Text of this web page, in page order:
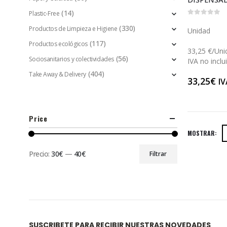
Unidad
33,25 €/
IVA no
33,25€
MOSTRAR:
Plastic-Free (14)
Productos de Limpieza e Higiene (330)
Productos ecológicos (117)
Sociosanitarios y colectividades (56)
Take Away & Delivery (404)
Price
Filtrar
Precio:30€ — 40€
SUSCRIBETE PARA RECIBIR NUESTRAS NOVEDADES